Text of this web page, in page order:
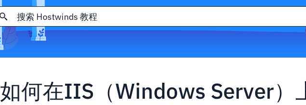
如何在IIS（Windows Server）